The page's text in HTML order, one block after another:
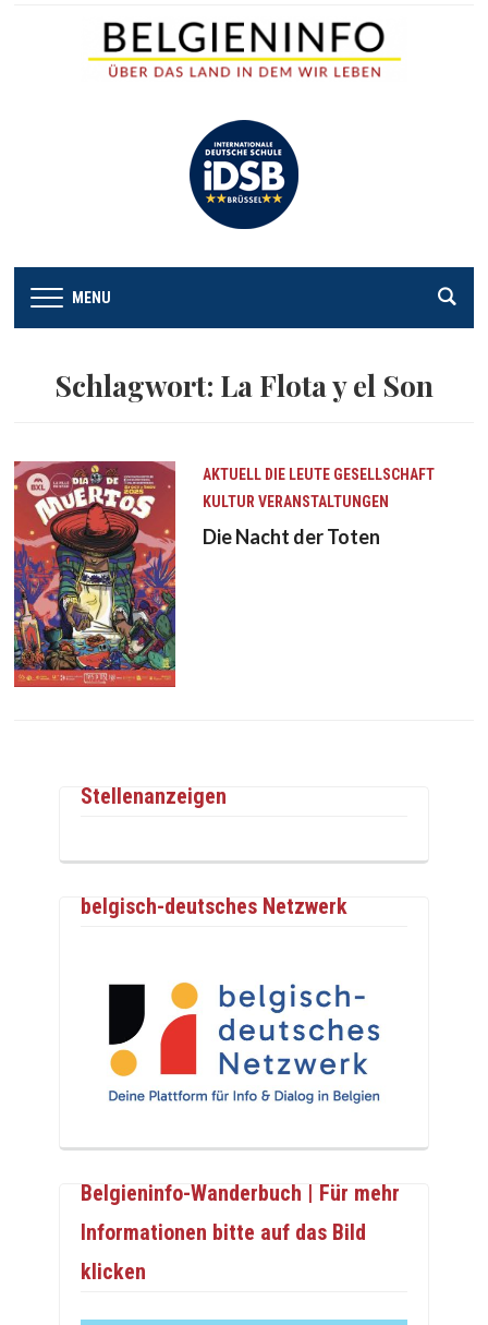
MENU
Schlagwort: La Flota y el Son
AKTUELL DIE LEUTE GESELLSCHAFT
KULTUR VERANSTALTUNGEN
Die Nacht der Toten
Stellenanzeigen
belgisch-deutsches Netzwerk
Belgieninfo-Wanderbuch | Für mehr
Informationen bitte auf das Bild
klicken